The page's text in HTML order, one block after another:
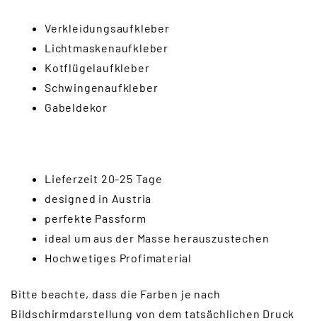
Verkleidungsaufkleber
Lichtmaskenaufkleber
Kotflügelaufkleber
Schwingenaufkleber
Gabeldekor
Lieferzeit 20-25 Tage
designed in Austria
perfekte Passform
ideal um aus der Masse herauszustechen
Hochwetiges Profimaterial
Bitte beachte, dass die Farben je nach
Bildschirmdarstellung von dem tatsächlichen Druck